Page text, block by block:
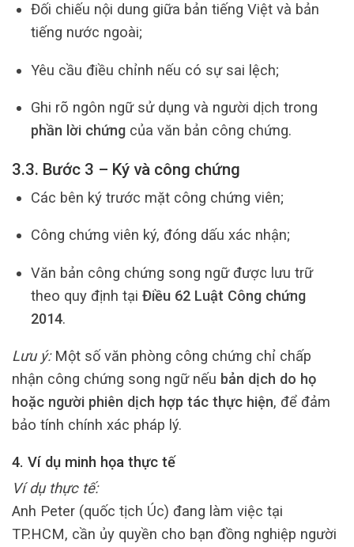
Đối chiếu nội dung giữa bản tiếng Việt và bản
tiếng nước ngoài;
Yêu cầu điều chỉnh nếu có sự sai lệch;
Ghi rõ ngôn ngữ sử dụng và người dịch trong
phần lời chứngcủa văn bản công chứng.
3.3. Bước 3 – Ký và công chứng
Các bên ký trước mặt công chứng viên;
Công chứng viên ký, đóng dấu xác nhận;
Văn bản công chứng song ngữ được lưu trữ
theo quy định tại Điều 62 Luật Công chứng
2014.
Lưu ý:Một số văn phòng công chứng chỉ chấp
nhận công chứng song ngữ nếu bản dịch do họ
hoặc người phiên dịch hợp tác thực hiện, để đảm
bảo tính chính xác pháp lý.
4. Ví dụ minh họa thực tế
Ví dụ thực tế:
Anh Peter (quốc tịch Úc) đang làm việc tại
TP.HCM, cần ủy quyền cho bạn đồng nghiệp người